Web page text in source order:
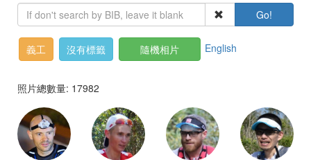
Go!
義工 沒有標籤 隨機相片 English
照片總數量: 17982